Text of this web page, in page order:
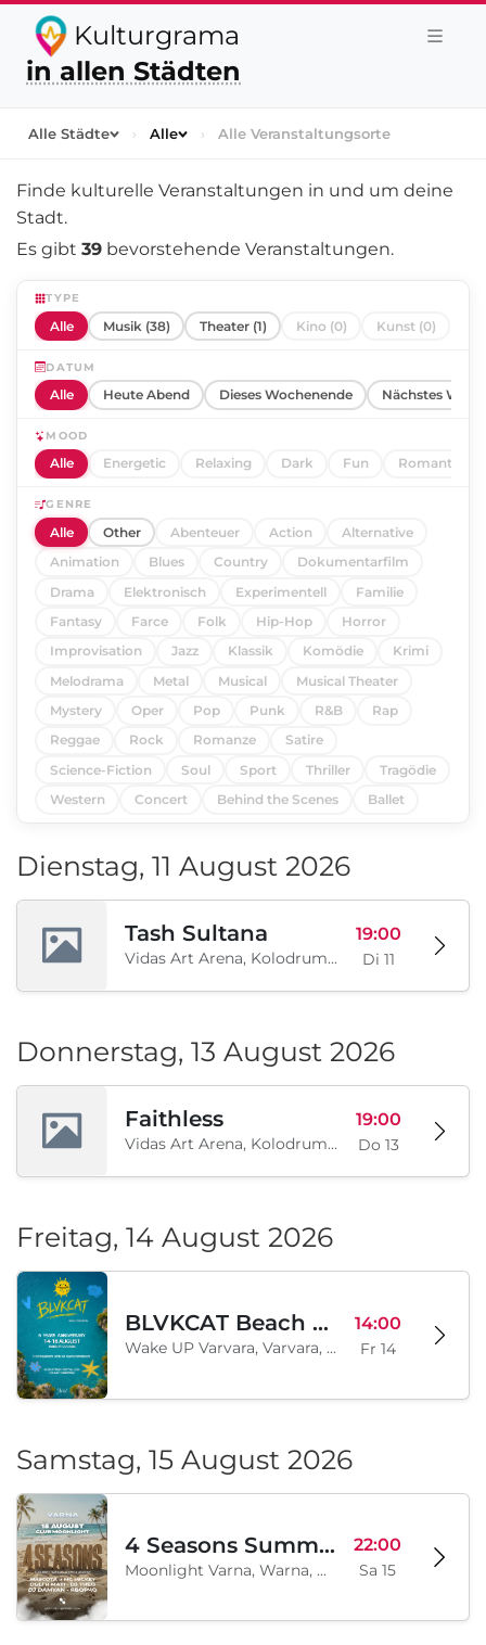
Kulturgrama
in allen Städten
Alle Städte › Alle › Alle Veranstaltungsorte
Finde kulturelle Veranstaltungen in und um deine
Stadt.
Es gibt 39 bevorstehende Veranstaltungen.
TYPE
Alle Musik (38) Theater (1) Kino (0) Kunst (0)
DATUM
Alle Heute Abend Dieses Wochenende Nächstes
MOOD
Alle Energetic Relaxing Dark Fun Romantic
GENRE
Alle Other Abenteuer Action
Alternative
Animation
Blues Country
Dokumentarfilm
Drama
Elektronisch Experimentell
Familie
Fantasy
Farce Folk Hip-Hop
Horror
Improvisation
Jazz Klassik Komödie
Krimi
Melodrama
Metal Musical
Musical Theater
Mystery
Oper Pop Punk R&B
Rap
Reggae
Rock Romanze
Satire
Science-Fiction
Soul Sport Thriller
Tragödie
Western
Concert Behind the Scenes Ballet
Dienstag, 11 August 2026
Tash Sultana
Vidas Art Arena, Kolodrum, Borisova gradina, Sofia, BG
19:00
Di 11
Donnerstag, 13 August 2026
Faithless
Vidas Art Arena, Kolodrum, Borisova gradina, Sofia, BG
19:00
Do 13
Freitag, 14 August 2026
BLVKCAT Beach Festival 2026, Wake up Varvara
Wake UP Varvara, Varvara, BG
14:00
Fr 14
Samstag, 15 August 2026
4 Seasons Summer Edition
Moonlight Varna, Warna, BG
22:00
Sa 15